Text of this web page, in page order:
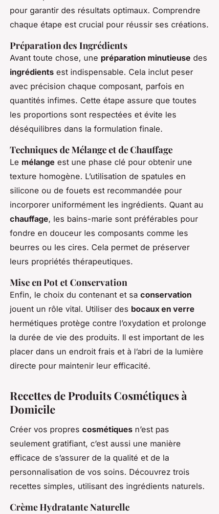
pour garantir des résultats optimaux. Comprendre
chaque étape est crucial pour réussir ses créations.
Préparation des Ingrédients
Avant toute chose, une préparation minutieuse des
ingrédients est indispensable. Cela inclut peser
avec précision chaque composant, parfois en
quantités infimes. Cette étape assure que toutes
les proportions sont respectées et évite les
déséquilibres dans la formulation finale.
Techniques de Mélange et de Chauffage
Le mélange est une phase clé pour obtenir une
texture homogène. L’utilisation de spatules en
silicone ou de fouets est recommandée pour
incorporer uniformément les ingrédients. Quant au
chauffage, les bains-marie sont préférables pour
fondre en douceur les composants comme les
beurres ou les cires. Cela permet de préserver
leurs propriétés thérapeutiques.
Mise en Pot et Conservation
Enfin, le choix du contenant et sa conservation
jouent un rôle vital. Utiliser des bocaux en verre
hermétiques protège contre l’oxydation et prolonge
la durée de vie des produits. Il est important de les
placer dans un endroit frais et à l’abri de la lumière
directe pour maintenir leur efficacité.
Recettes de Produits Cosmétiques à
Domicile
Créer vos propres cosmétiques n’est pas
seulement gratifiant, c’est aussi une manière
efficace de s’assurer de la qualité et de la
personnalisation de vos soins. Découvrez trois
recettes simples, utilisant des ingrédients naturels.
Crème Hydratante Naturelle